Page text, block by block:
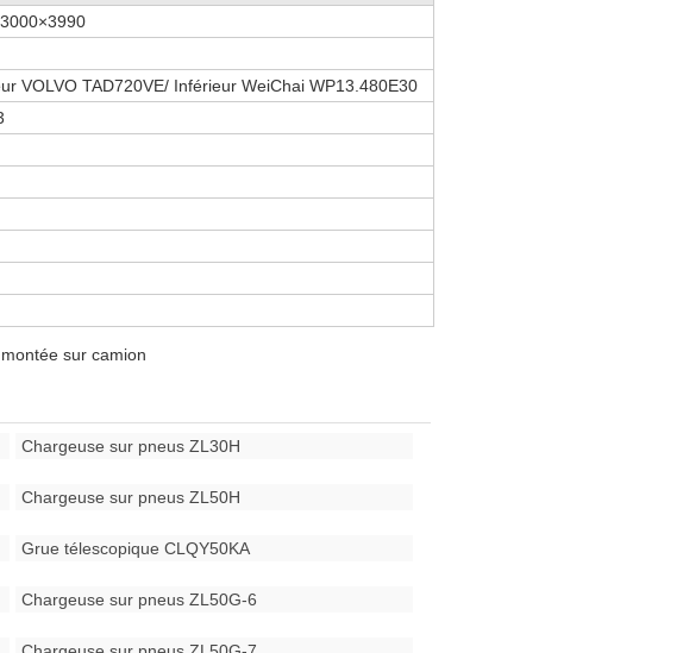
VOLVO TAD720VE/ Inférieur WeiChai WP13.480E30
sur camion
Chargeuse sur pneus ZL30H
Chargeuse sur pneus ZL50H
Grue télescopique CLQY50KA
Chargeuse sur pneus ZL50G-6